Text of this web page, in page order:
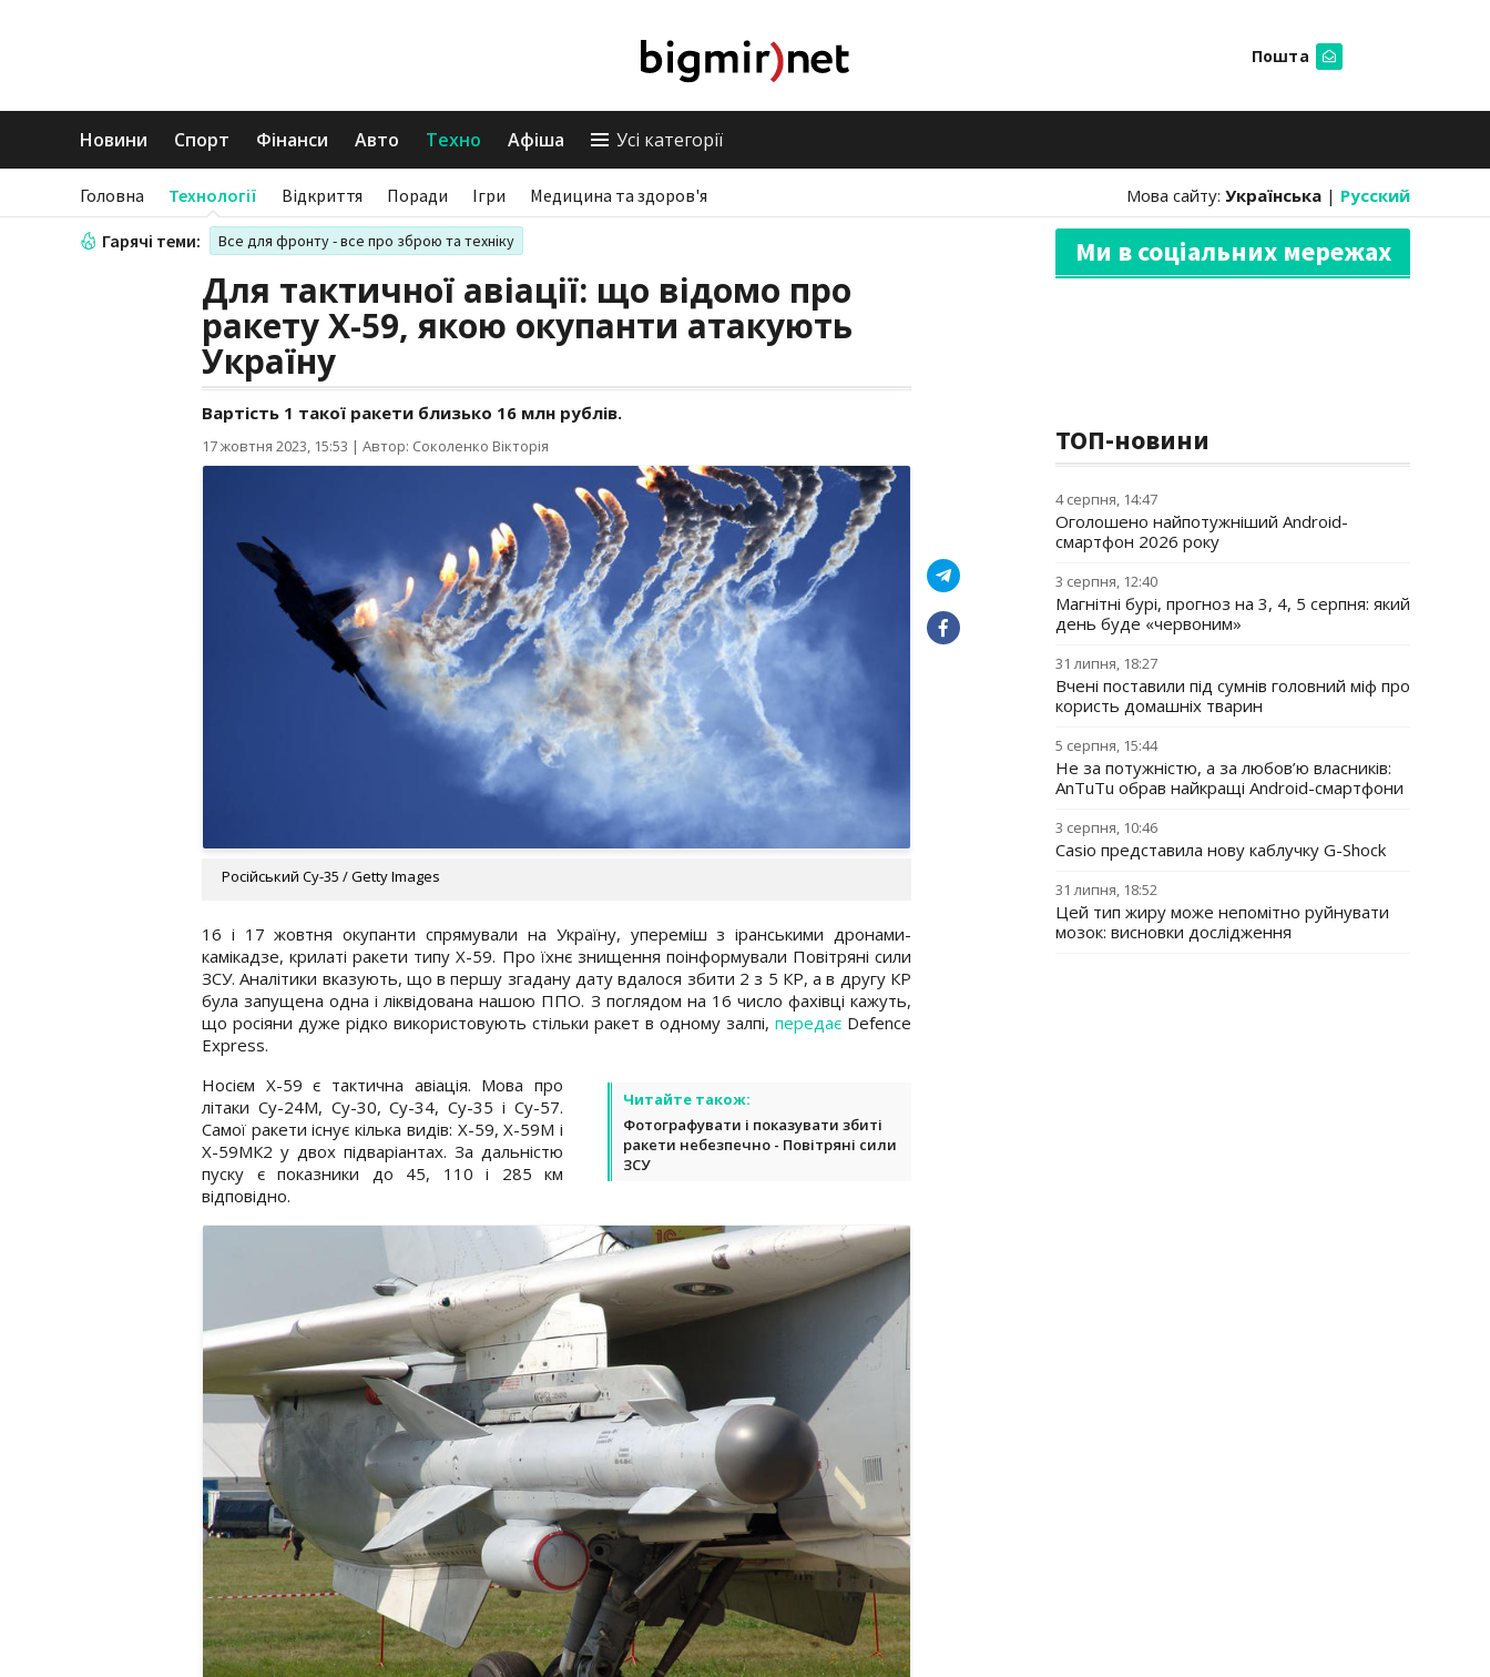
Пошта
Новини Спорт Фінанси Авто Техно Афіша Усі категорії
Головна Технології Відкриття Поради Ігри Медицина та здоров'я Мова сайту: Українська | Русский
Гарячі теми: Все для фронту - все про зброю та техніку
Для тактичної авіації: що відомо про
ракету Х-59, якою окупанти атакують
Україну
Вартість 1 такої ракети близько 16 млн рублів.
17 жовтня 2023, 15:53 | Автор: Соколенко Вікторія
Російський Су-35 / Getty Images
16 і 17 жовтня окупанти спрямували на Україну, упереміш з іранськими дронами-
камікадзе, крилаті ракети типу Х-59. Про їхнє знищення поінформували Повітряні сили
ЗСУ. Аналітики вказують, що в першу згадану дату вдалося збити 2 з 5 КР, а в другу КР
була запущена одна і ліквідована нашою ППО. З поглядом на 16 число фахівці кажуть,
що росіяни дуже рідко використовують стільки ракет в одному залпі, передає Defence
Express.
Читайте також:
Фотографувати і показувати збиті
ракети небезпечно - Повітряні сили
ЗСУ
Носієм Х-59 є тактична авіація. Мова про
літаки Су-24М, Су-30, Су-34, Су-35 і Су-57.
Самої ракети існує кілька видів: Х-59, Х-59М і
Х-59МК2 у двох підваріантах. За дальністю
пуску є показники до 45, 110 і 285 км
відповідно.
Ми в соціальних мережах
ТОП-новини
4 серпня, 14:47
Оголошено найпотужніший Android-
смартфон 2026 року
3 серпня, 12:40
Магнітні бурі, прогноз на 3, 4, 5 серпня: який
день буде «червоним»
31 липня, 18:27
Вчені поставили під сумнів головний міф про
користь домашніх тварин
5 серпня, 15:44
Не за потужністю, а за любов’ю власників:
AnTuTu обрав найкращі Android-смартфони
3 серпня, 10:46
Casio представила нову каблучку G-Shock
31 липня, 18:52
Цей тип жиру може непомітно руйнувати
мозок: висновки дослідження